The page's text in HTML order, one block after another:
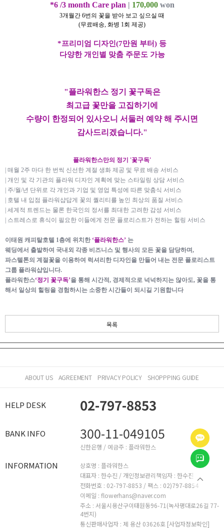
*6 /3 month Care plan | 170,000won
3개월간 6번의 꽃을 받아 보고 싶으실 때
(무료배송, 화병 1회 제공)
*프리미엄 디자인(7만원 부터) 등
다양한 개인별 맞춤 주문도 가능​
"플라워한스 정기 꽃구독은
최고급 꽃만을 고집하기에
수량이 한정되어 있사오니 서둘러 예약 해 주시면
감사드리겠습니다.​"
플라워한스만의 정기 '꽃구독'
| 매월 2주 마다 한 번씩 신선한 계절 생화 제공 및 무료 배송 서비스
| 개인 및 각 기관의 플라워 디자인 계획에 맞는 스타일링 상담 서비스
| 주/월/년 단위로 각 개인과 기업 및 영업 특성에 따른 맞춤식 서비스
| 호텔 내 입점 플라워샵답게 꽃의 퀄리티를 높인 최상의 품질 서비스
| 세계적 트렌드는 물론 한국인의 정서를 최대한 고려한 감성 서비스
| 스트레스로 휴식이 필요한 이들에게 전문 플로리스트가 전하는 힐링 서비스
이태원 캐피탈호텔 1층에 위치한 ‘플라워한스’ 는
웨딩에서 출발하여 국내외 각종 비즈니스 및 행사의 모든 꽃을 담당하며,
파스텔톤의 계절꽃을 이용하여 럭셔리한 디자인을 만들어 내는 전문 플로리스트
그룹 플라워샵입니다.
플라워한스‘정기 꽃구독’을 통해 시간적, 경제적으로 넉넉하지는 않아도, 꽃을 통
해서 일상의 힐링을 경험하시는 소중한 시간들이 되시길 기원합니다
목록
ABOUT US AGREEMENT PRIVACY POLICY SHOPPPING GUIDE
HELP DESK 02-797-8853
BANK INFO 300-11-049105
신한은행 / 예금주 : 플라워한스
INFORMATION
상호명 : 플라워한스
대표자 : 한수진 / 개인정보관리책임자 : 한수진
전화번호 : 02-797-8853 / 팩스 : 02)797-8854
이메일 : flowerhans@naver.com
주소 : 서울시용산구이태원동96-71(녹사평대로26길 77-
4번지)
통신판매사업자 : 제 용산 03626호 [사업자정보확인]